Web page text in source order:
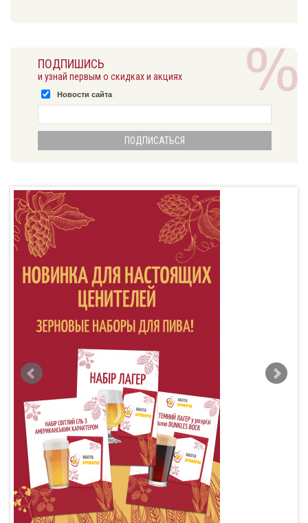
ПОДПИШИСЬ
и узнай первым о скидках и акциях
Новости сайта